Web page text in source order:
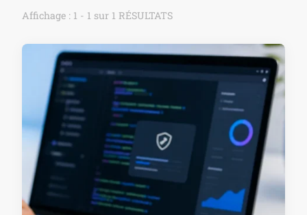
Affichage : 1 - 1 sur 1 RÉSULTATS